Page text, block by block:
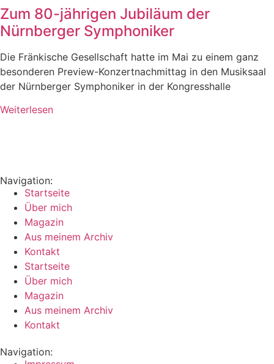
Zum 80-jährigen Jubiläum der
Nürnberger Symphoniker
Die Fränkische Gesellschaft hatte im Mai zu einem ganz
besonderen Preview-Konzertnachmittag in den Musiksaal
der Nürnberger Symphoniker in der Kongresshalle
Weiterlesen
Navigation:
Startseite
Über mich
Magazin
Aus meinem Archiv
Kontakt
Startseite
Über mich
Magazin
Aus meinem Archiv
Kontakt
Navigation: